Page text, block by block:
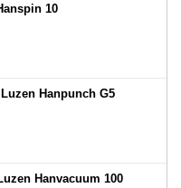
10
Hanpunch G5
Hanvacuum 100